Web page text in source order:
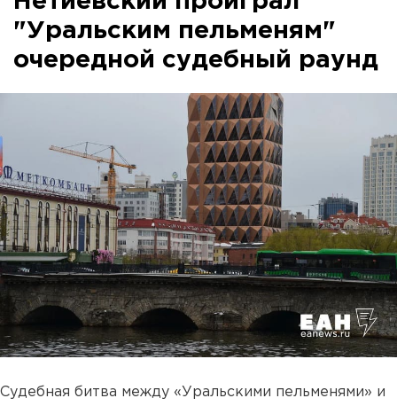
"Уральским пельменям"
очередной судебный раунд
Судебная битва между «Уральскими пельменями» и